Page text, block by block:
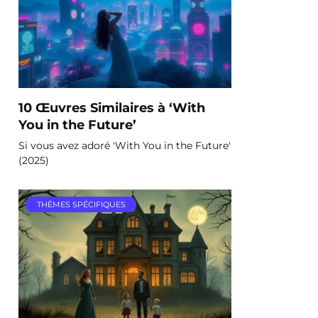
10 Œuvres Similaires à ‘With
You in the Future’
Si vous avez adoré 'With You in the Future'
(2025)
THÈMES SPÉCIFIQUES